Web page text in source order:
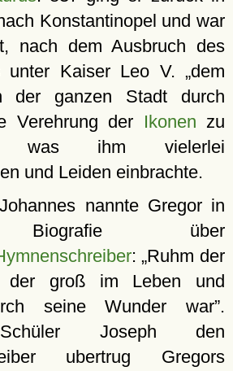
Konstantinopel und war
nach dem Ausbruch des
unter Kaiser Leo V.
dem
ganzen Stadt durch
Verehrung der Ikonen zu
was ihm vielerlei
und Leiden einbrachte.
nannte Gregor in
über
: Ruhm der
der groß im Leben und
seine Wunder war .
Joseph den
ubertrug Gregors